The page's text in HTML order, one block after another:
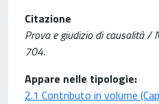
Citazione
Prova e giudizio di causalità /
704.
Appare nelle tipologie:
2.1 Contributo in volume